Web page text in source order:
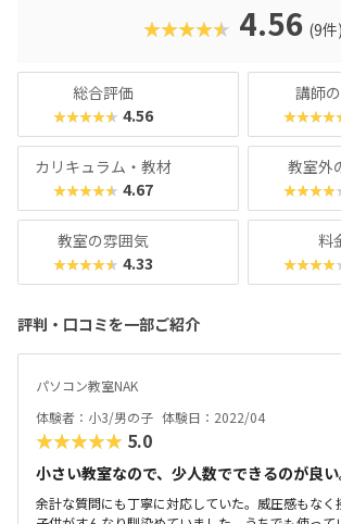
★★★★★ 4.56 (9件)
総合評価
★★★★★ 4.56
講師
カリキュラム・教材
★★★★★ 4.67
教室外
教室の雰囲気
★★★★★ 4.33
料
評判・口コミを一部ご紹介
パソコン教室NAK
体験者：小3/男の子 体験日：2022/04
★★★★★ 5.0
小さい教室なので、少人数でできるのが良
余計な質問にも丁寧に対応していた。威圧感もなく